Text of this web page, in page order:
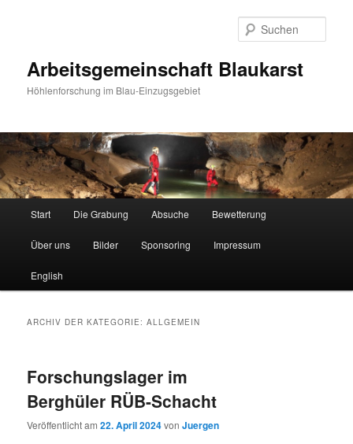
Arbeitsgemeinschaft Blaukarst
Höhlenforschung im Blau-Einzugsgebiet
Zum
Inhalt
wechseln
Zum
sekundären
Inhalt
wechseln
Start Die Grabung Absuche Bewetterung
Über uns Bilder Sponsoring Impressum
English
ARCHIV DER KATEGORIE:ALLGEMEIN
Forschungslager im
Berghüler RÜB-Schacht
Veröffentlicht am22. April 2024vonJuergen